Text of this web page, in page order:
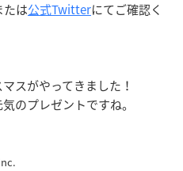
たは公式Twitterにてご確認く
スがやってきました！
のプレゼントですね。